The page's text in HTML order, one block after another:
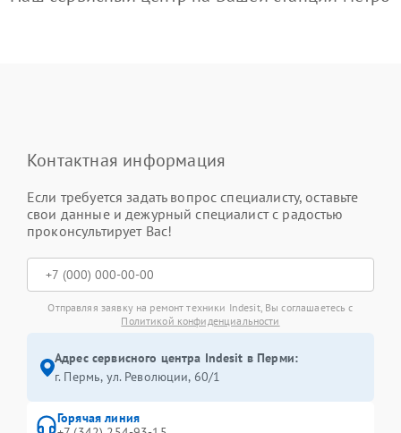
Контактная информация
Если требуется задать вопрос специалисту, оставьте
свои данные и дежурный специалист с радостью
проконсультирует Вас!
Отправляя заявку на ремонт техники Indesit, Вы соглашаетесь с
Политикой конфиденциальности
Адрес сервисного центра Indesit в Перми:
г. Пермь, ул. ​Революции, 60/1
Горячая линия